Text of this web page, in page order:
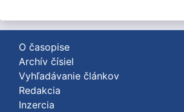
O časopise
Archív čísiel
Vyhľadávanie článkov
Redakcia
Inzercia